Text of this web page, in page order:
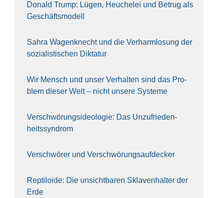
Donald Trump: Lügen, Heu­che­lei und Betrug als
Geschäfts­mo­dell
Sahra Wagen­knecht und die Ver­harm­lo­sung der
sozia­lis­ti­schen Dik­ta­tur
Wir Mensch und unser Ver­hal­ten sind das Pro­
blem die­ser Welt – nicht unse­re Sys‍te‍me
Ver­schwö­rungs­ideo­lo­gie: Das Unzufrieden­
heitssyndrom
Ver­schwö­rer und Verschwörungs­aufdecker
Rep­ti­lo­ide: Die unsicht­ba­ren Skla­ven­hal­ter der
Erde